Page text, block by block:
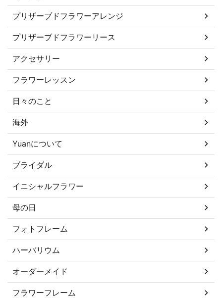
プリザーブドフラワーアレンジ
プリザーブドフラワーリース
アクセサリー
フラワーレッスン
日々のこと
海外
Yuanについて
ブライダル
イニシャルフラワー
母の日
フォトフレーム
ハーバリウム
オーダーメイド
フラワーフレーム